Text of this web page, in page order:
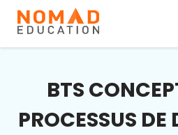
BTS
PROCESSUS DE